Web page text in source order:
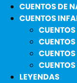
CUENTOS DE
CUENTOS
CUENTOS
LEYENDAS